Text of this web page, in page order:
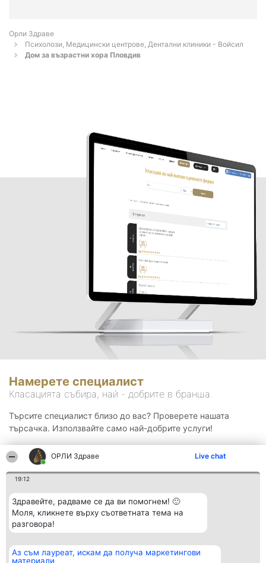
ОРЛИ Здраве Live chat
19:12
Здравейте, радваме се да ви помогнем! 🙂
Моля, кликнете върху съответната тема на
разговора!
Аз съм лауреат, искам да получа маркетингови
материали
Орли Здраве
Психолози, Медицински центрове, Дентални клиники - Войсил
Дом за възрастни хора Пловдив
Намерете специалист
Класацията събира, най - добрите в бранша.
Търсите специалист близо до вас? Проверете нашата
търсачка. Използвайте само най-добрите услуги!
Организатор на
класиране
Класация Контакти